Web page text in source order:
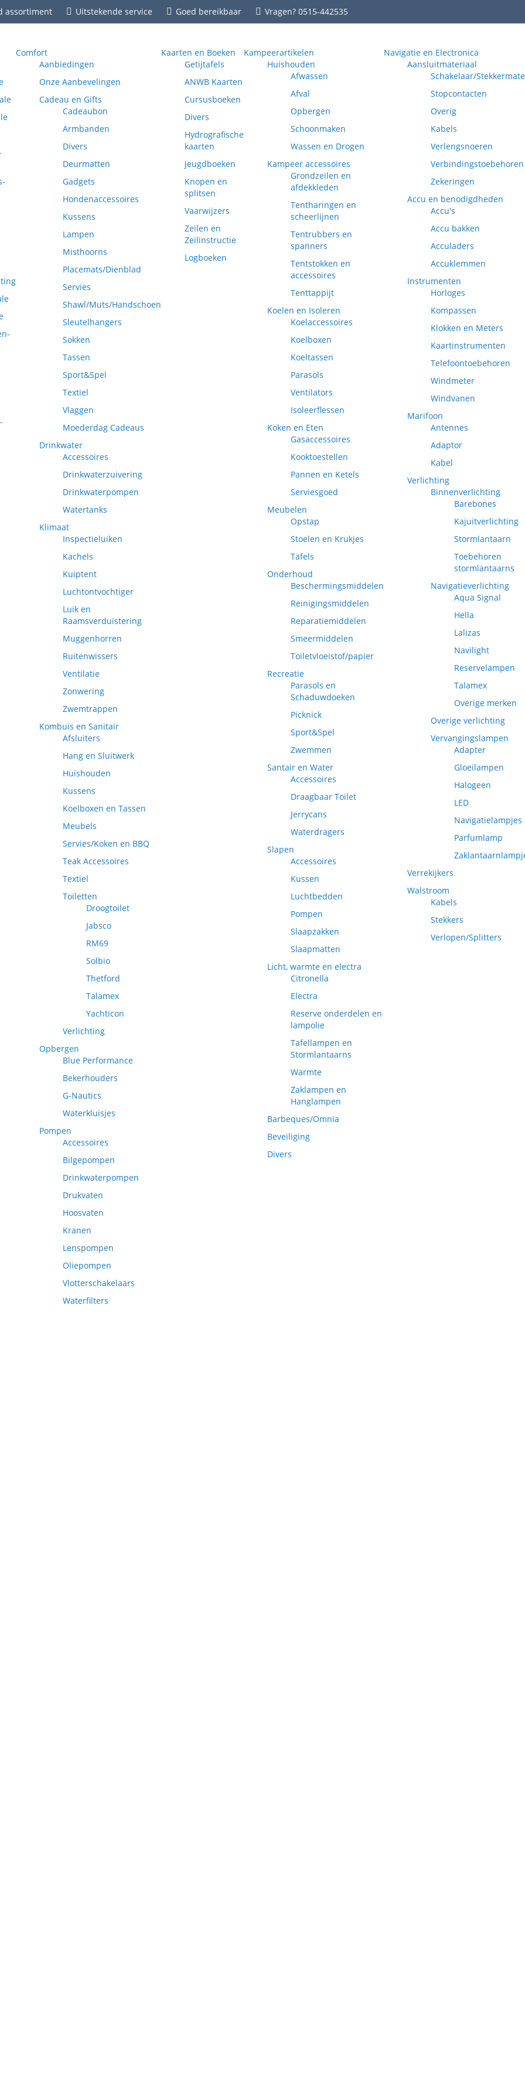
assortiment Uitstekende service Goed bereikbaar Vragen? 0515-442535
Comfort
Aanbiedingen
Onze Aanbevelingen
Cadeau en Gifts
Cadeaubon
Armbanden
Divers
Deurmatten
Gadgets
Hondenaccessoires
Kussens
Lampen
Misthoorns
Placemats/Dienblad
Servies
Shawl/Muts/Handschoen
Sleutelhangers
Sokken
Tassen
Sport&Spel
Textiel
Vlaggen
Moederdag Cadeaus
Drinkwater
Accessoires
Drinkwaterzuivering
Drinkwaterpompen
Watertanks
Klimaat
Inspectieluiken
Kachels
Kuiptent
Luchtontvochtiger
Luik en
Raamsverduistering
Muggenhorren
Ruitenwissers
Ventilatie
Zonwering
Zwemtrappen
Kombuis en Sanitair
Afsluiters
Hang en Sluitwerk
Huishouden
Kussens
Koelboxen en Tassen
Meubels
Servies/Koken en BBQ
Teak Accessoires
Textiel
Toiletten
Droogtoilet
Jabsco
RM69
Solbio
Thetford
Talamex
Yachticon
Verlichting
Opbergen
Blue Performance
Bekerhouders
G-Nautics
Waterkluisjes
Pompen
Accessoires
Bilgepompen
Drinkwaterpompen
Drukvaten
Hoosvaten
Kranen
Lenspompen
Oliepompen
Vlotterschakelaars
Waterfilters
Kaarten en Boeken
Getijtafels
ANWB Kaarten
Cursusboeken
Divers
Hydrografische
kaarten
Jeugdboeken
Knopen en
splitsen
Vaarwijzers
Zeilen en
Zeilinstructie
Logboeken
Kampeerartikelen
Huishouden
Afwassen
Afval
Opbergen
Schoonmaken
Wassen en Drogen
Kampeer accessoires
Grondzeilen en
afdekkleden
Tentharingen en
scheerlijnen
Tentrubbers en
spanners
Tentstokken en
accessoires
Tenttappijt
Koelen en Isoleren
Koelaccessoires
Koelboxen
Koeltassen
Parasols
Ventilators
Isoleerflessen
Koken en Eten
Gasaccessoires
Kooktoestellen
Pannen en Ketels
Serviesgoed
Meubelen
Opstap
Stoelen en Krukjes
Tafels
Onderhoud
Beschermingsmiddelen
Reinigingsmiddelen
Reparatiemiddelen
Smeermiddelen
Toiletvloeistof/papier
Recreatie
Parasols en
Schaduwdoeken
Picknick
Sport&Spel
Zwemmen
Santair en Water
Accessoires
Draagbaar Toilet
Jerrycans
Waterdragers
Slapen
Accessoires
Kussen
Luchtbedden
Pompen
Slaapzakken
Slaapmatten
Licht, warmte en electra
Citronella
Electra
Reserve onderdelen en
lampolie
Tafellampen en
Stormlantaarns
Warmte
Zaklampen en
Hanglampen
Barbeques/Omnia
Beveiliging
Divers
Navigatie en Electronica
Aansluitmateriaal
Schakelaar/
Stopcontacten
Overig
Kabels
Verlengsnoeren
Verbindingstoebehoren
Zekeringen
Accu en benodigdheden
Accu's
Accu bakken
Acculaders
Accuklemmen
Instrumenten
Horloges
Kompassen
Klokken en Meters
Kaartinstrumenten
Telefoontoebehoren
Windmeter
Windvanen
Marifoon
Antennes
Adaptor
Kabel
Verlichting
Binnenverlichting
Barebones
Kajuitverlichting
Stormlantaarn
Toebehoren
stormlantaarns
Navigatieverlichting
Aqua Signal
Hella
Lalizas
Navilight
Reservelampen
Talamex
Overige merken
Overige verlichting
Vervangingslampen
Adapter
Gloeilampen
Halogeen
LED
Navigatielampjes
Parfumlamp
Verrekijkers
Walstroom
Kabels
Stekkers
Verlopen/Splitters